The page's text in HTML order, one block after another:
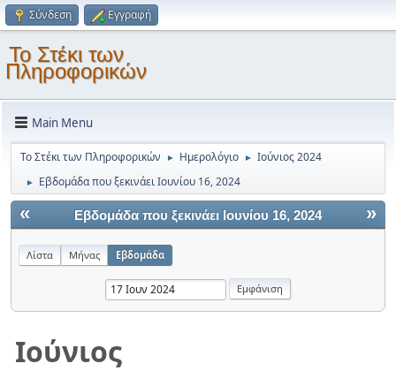
Σύνδεση Εγγραφή
Το Στέκι των
Πληροφορικών
Main Menu
Το Στέκι των Πληροφορικών ► Ημερολόγιο ► Ιούνιος 2024
► Εβδομάδα που ξεκινάει Ιουνίου 16, 2024
« »
Εβδομάδα που ξεκινάει Ιουνίου 16, 2024
Λίστα Μήνας Εβδομάδα
Ιούνιος